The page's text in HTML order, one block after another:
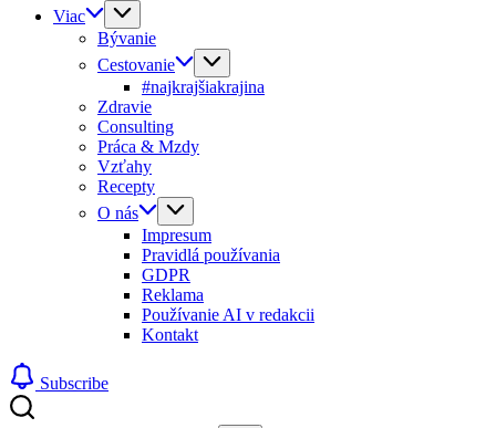
Viac
Bývanie
Cestovanie
#najkrajšiakrajina
Zdravie
Consulting
Práca & Mzdy
Vzťahy
Recepty
O nás
Impresum
Pravidlá používania
GDPR
Reklama
Používanie AI v redakcii
Kontakt
Subscribe